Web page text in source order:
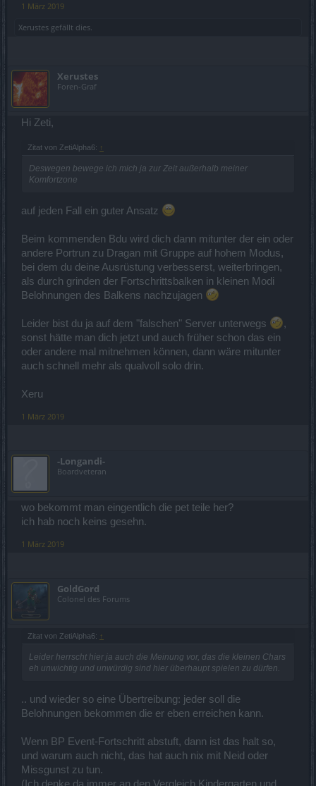
1 März 2019
Xerustes gefällt dies.
Xerustes
Foren-Graf
Hi Zeti,
Zitat von ZetiAlpha6: ↑
Deswegen bewege ich mich ja zur Zeit außerhalb meiner
Komfortzone
auf jeden Fall ein guter Ansatz
Beim kommenden Bdu wird dich dann mitunter der ein oder
andere Portrun zu Dragan mit Gruppe auf hohem Modus,
bei dem du deine Ausrüstung verbesserst, weiterbringen,
als durch grinden der Fortschrittsbalken in kleinen Modi
Belohnungen des Balkens nachzujagen
Leider bist du ja auf dem "falschen" Server unterwegs
,
sonst hätte man dich jetzt und auch früher schon das ein
oder andere mal mitnehmen können, dann wäre mitunter
auch schnell mehr als qualvoll solo drin.
Xeru
1 März 2019
-Longandi-
Boardveteran
wo bekommt man eingentlich die pet teile her?
ich hab noch keins gesehn.
1 März 2019
GoldGord
Colonel des Forums
Zitat von ZetiAlpha6: ↑
Leider herrscht hier ja auch die Meinung vor, das die kleinen Chars
eh unwichtig und unwürdig sind hier überhaupt spielen zu dürfen.
.. und wieder so eine Übertreibung: jeder soll die
Belohnungen bekommen die er eben erreichen kann.
Wenn BP Event-Fortschritt abstuft, dann ist das halt so,
und warum auch nicht, das hat auch nix mit Neid oder
Missgunst zu tun.
(Ich denke da immer an den Vergleich Kindergarten und